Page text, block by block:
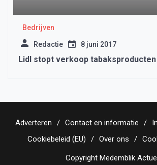
Bedrijven
Redactie 8 juni 2017
Lidl stopt verkoop tabaksproducten
Adverteren Contact en informatie
Cookiebeleid (EU)
Over ons
Copyright Medemblik